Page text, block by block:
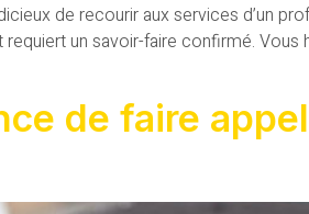
de recourir aux services d’un
un savoir-faire confirmé.
de faire